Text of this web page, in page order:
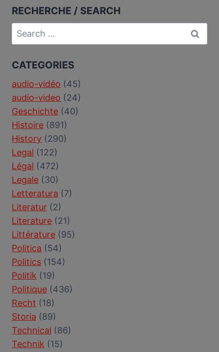
RECHERCHE / SEARCH
Search
for:
CATEGORIES
audio-vidéo (45)
audio-video (24)
Geschichte (40)
Histoire (891)
History (290)
Legal (122)
Légal (472)
Legale (30)
Letteratura (7)
Literatur (2)
Literature (21)
Littérature (95)
Politica (54)
Politics (154)
Politik (19)
Politique (436)
Recht (18)
Storia (89)
Technical (86)
Technik (15)